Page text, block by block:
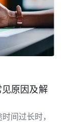
原因及解
间过长时，